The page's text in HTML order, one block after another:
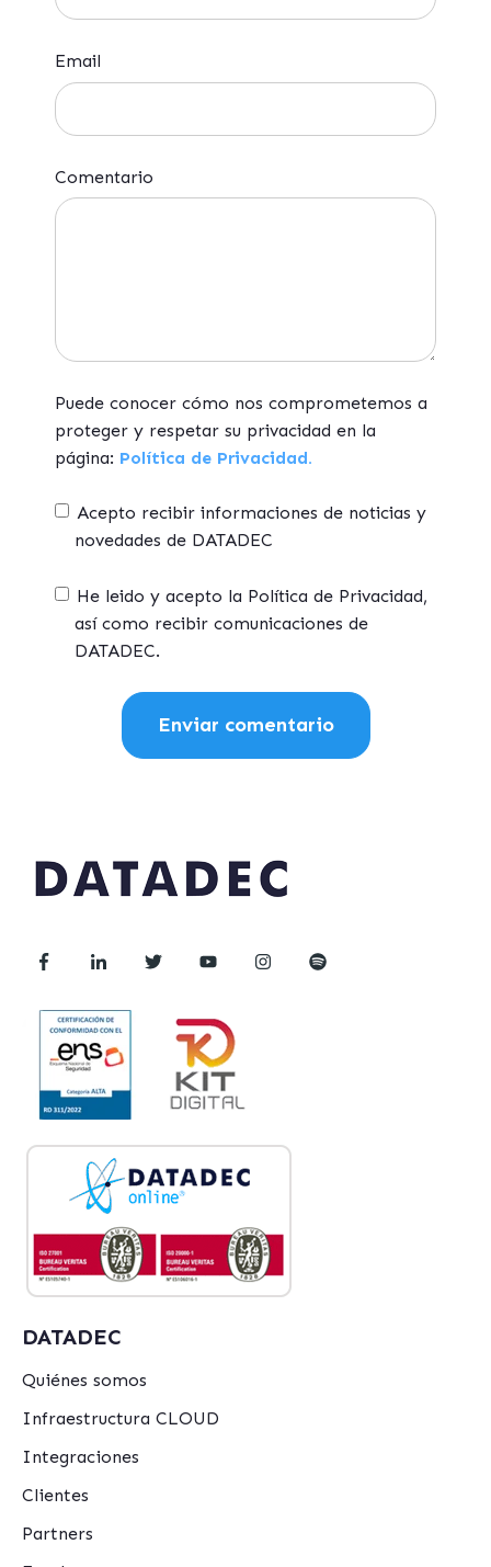
Email
Comentario
Puede conocer cómo nos comprometemos a
proteger y respetar su privacidad en la
página: Política de Privacidad.
Acepto recibir informaciones de noticias y
novedades de DATADEC
He leido y acepto la Política de Privacidad,
así como recibir comunicaciones de
DATADEC.
DATADEC
Quiénes somos
Infraestructura CLOUD
Integraciones
Clientes
Partners